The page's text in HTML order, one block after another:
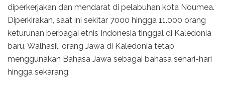
diperkerjakan dan mendarat di pelabuhan kota Noumea.
Diperkirakan, saat ini sekitar 7000 hingga 11.000 orang
keturunan berbagai etnis Indonesia tinggal di Kaledonia
baru. Walhasil, orang Jawa di Kaledonia tetap
menggunakan Bahasa Jawa sebagai bahasa sehari-hari
hingga sekarang.